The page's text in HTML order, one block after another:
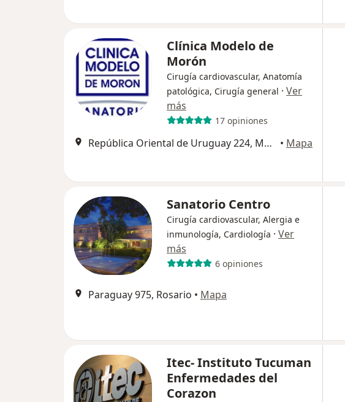
Clínica Modelo de
Morón
Cirugía cardiovascular, Anatomía
patológica, Cirugía general · Ver
más
17 opiniones
República Oriental de Uruguay 224, Morón • Mapa
Sanatorio Centro
Cirugía cardiovascular, Alergia e
inmunología, Cardiología · Ver
más
6 opiniones
Paraguay 975, Rosario • Mapa
Itec- Instituto Tucuman
Enfermedades del
Corazon